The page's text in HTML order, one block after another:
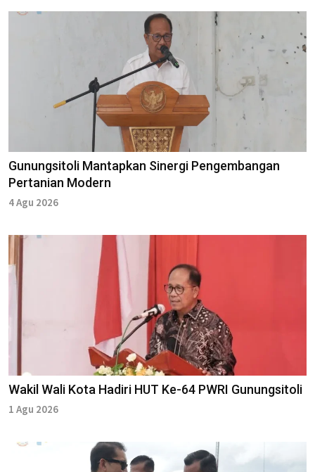
Gunungsitoli Mantapkan Sinergi Pengembangan
Pertanian Modern
4 Agu 2026
Wakil Wali Kota Hadiri HUT Ke-64 PWRI Gunungsitoli
1 Agu 2026